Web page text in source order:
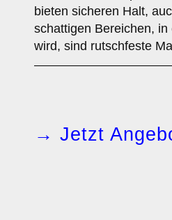
bieten sicheren Halt,
schattigen Bereichen,
wird, sind rutschfeste
→ Jetzt